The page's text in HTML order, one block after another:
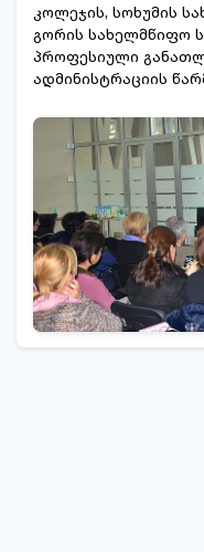
კოლეჯის, სოხუმის
გორის სახელმწიფო
პროფესიული
ადმინისტრაციის